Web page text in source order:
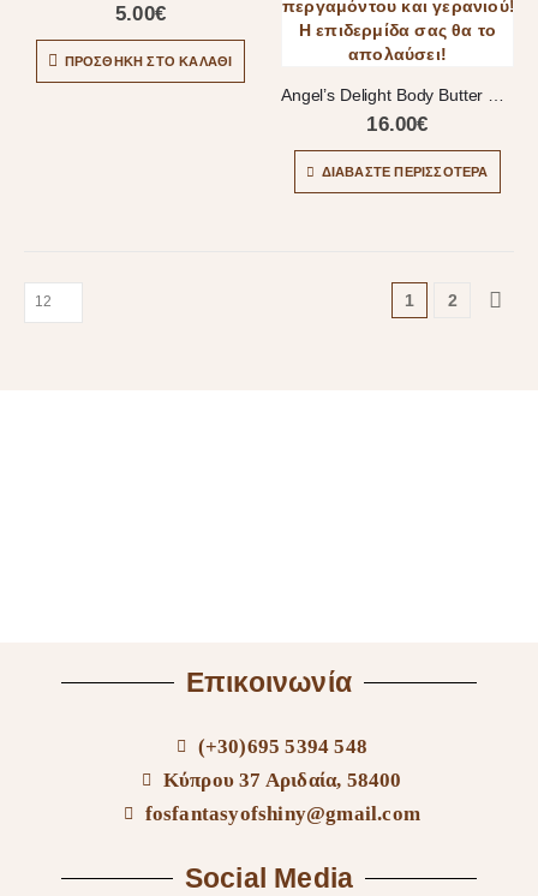
5.00€
ΠΡΟΣΘΉΚΗ ΣΤΟ ΚΑΛΆΘΙ
Angel’s Delight Body Butter 210ml
16.00€
ΔΙΑΒΆΣΤΕ ΠΕΡΙΣΣΌΤΕΡΑ
1 2
Επικοινωνία
(+30)695 5394 548
Κύπρου 37 Αριδαία, 58400
fosfantasyofshiny@gmail.com
Social Media